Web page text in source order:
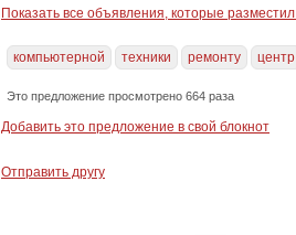
Показать все объявления, которые разместил
компьютерной техники ремонту центр
Это предложение просмотрено 664 раза
Добавить это предложение в свой блокнот
Отправить другу